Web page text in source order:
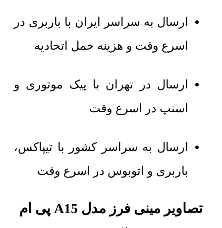
ارسال به سراسر ایران با باربری در
اسرع وقت و هزینه حمل اتحادیه
ارسال در تهران با پیک موتوری و
اسنپ در اسرع وقت
ارسال به سراسر کشور با تیپاکس،
باربری و اتوبوس در اسرع وقت
تصاویر مینی فرز مدل A15 پی ام